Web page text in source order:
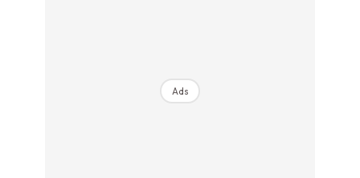
Ads